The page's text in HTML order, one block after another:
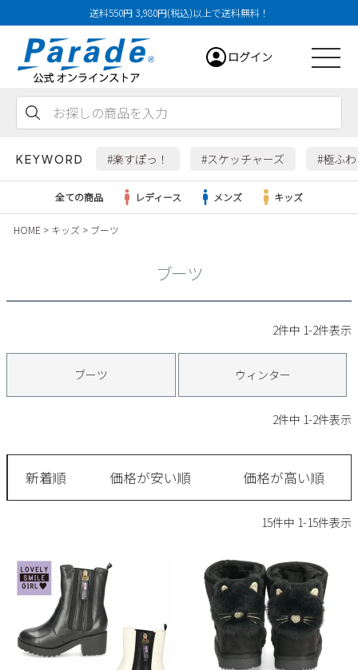
送料550円 3,980円(税込)以上で送料無料！
ログイン
KEYWORD #楽すぽっ！ #スケッチャーズ #極ふ
スニーカー
カジュアルシューズ
ワークシューズ
ブーツ
すべての商品
レインシューズ
スニーカー
ローファー
カジュアルシューズ
ワークシューズ
キッズ
サンダル
スクール
フォーマル
メンズ新入荷
キッズ新入荷
SALE
レディースSALE
メンズSALE
キッズSALE
すべての商品
リュック
雑貨
すべての商品
詳細検索
全ての商品 レディース メンズ キッズ
HOME キッズ ブーツ
ブーツ
2件中 1-2件表示
ブーツ ウィンター
2件中 1-2件表示
新着順 価格が安い順 価格が高い順
15件中 1-15件表示